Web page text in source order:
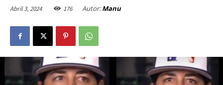
Abril 3, 2024 176 Autor: Manu